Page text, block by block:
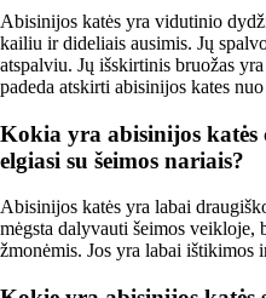
Abisinijos katės yra vidutinio
kailiu ir dideliais ausimis. Jų
atspalviu. Jų išskirtinis bruožas
padeda atskirti abisinijos kates
Kokia yra abisinijos
elgiasi su šeimos nariais?
Abisinijos katės yra labai
mėgsta dalyvauti šeimos veikloje,
žmonėmis. Jos yra labai ištikimos